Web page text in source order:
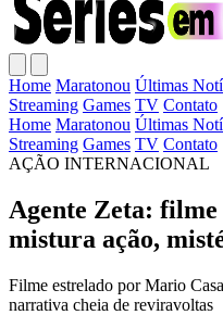
Home Maratonou Últimas
Streaming Games TV Contato
Home Maratonou Últimas
Streaming Games TV Contato
AÇÃO INTERNACIONAL
Agente Zeta:
mistura ação,
Filme estrelado por Mario
narrativa cheia de reviravoltas